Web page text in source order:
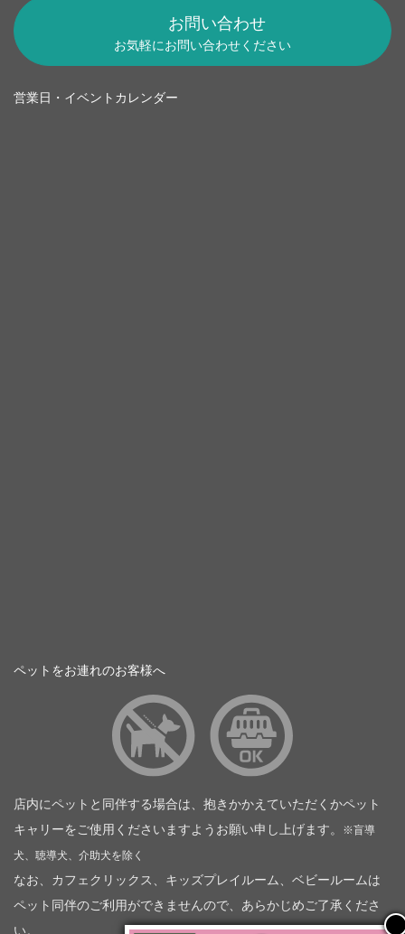
お問い合わせ
お気軽にお問い合わせください
営業日・イベントカレンダー
ペットをお連れのお客様へ
店内にペットと同伴する場合は、抱きかかえていただくかペット
キャリーをご使用くださいますようお願い申し上げます。
※盲導
犬、聴導犬、介助犬を除く
なお、カフェクリックス、キッズプレイルーム、ベビールームは
ペット同伴のご利用ができませんので、あらかじめご了承くださ
い。